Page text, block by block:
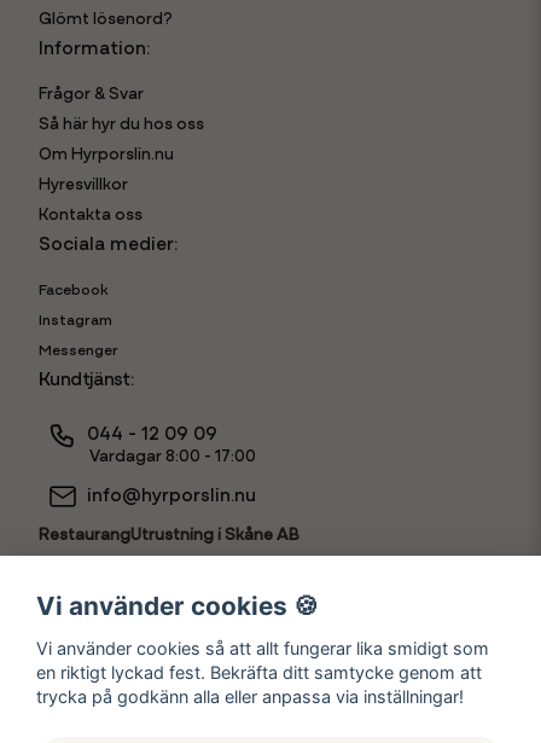
Glömt lösenord?
Information:
Frågor & Svar
Så här hyr du hos oss
Om Hyrporslin.nu
Hyresvillkor
Kontakta oss
Sociala medier:
Facebook
Instagram
Messenger
Kundtjänst:
044 - 12 09 09
Vardagar 8:00 - 17:00
info@hyrporslin.nu
RestaurangUtrustning i Skåne AB
Hyr som
Vi använder cookies 🍪
Vi använder cookies så att allt fungerar lika smidigt som
en riktigt lyckad fest. Bekräfta ditt samtycke genom att
trycka på godkänn alla eller anpassa via inställningar!